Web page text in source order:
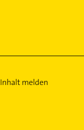
Inhalt melden